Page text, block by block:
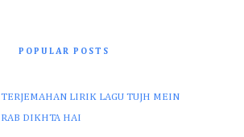
POPULAR POSTS
TERJEMAHAN LIRIK LAGU TUJH MEIN
RAB DIKHTA HAI